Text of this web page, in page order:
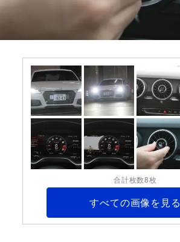
合計枚数8枚
すべての画像を見る